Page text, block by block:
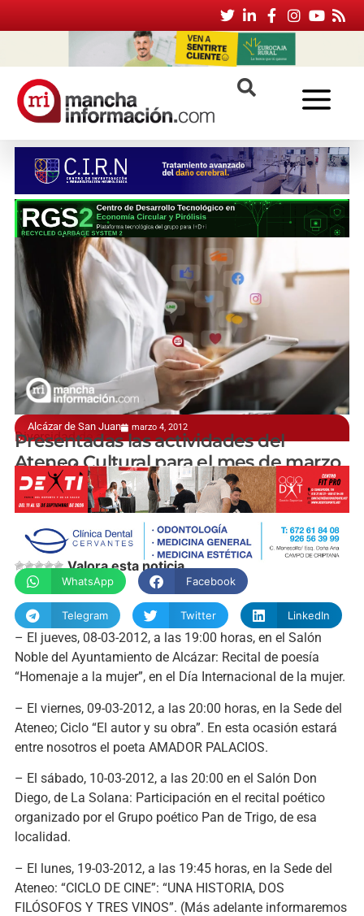
Alcázar de San Juan marzo 4, 2012
Diversidad de actos
Presentadas las actividades del
Ateneo Cultural para el mes de marzo
manchainformacion.com
Valora esta noticia
WhatsApp Facebook
Telegram Twitter LinkedIn
– El jueves, 08-03-2012, a las 19:00 horas, en el Salón
Noble del Ayuntamiento de Alcázar: Recital de poesía
“Homenaje a la mujer”, en el Día Internacional de la mujer.
– El viernes, 09-03-2012, a las 20:00 horas, en la Sede del
Ateneo; Ciclo “El autor y su obra”. En esta ocasión estará
entre nosotros el poeta AMADOR PALACIOS.
– El sábado, 10-03-2012, a las 20:00 en el Salón Don
Diego, de La Solana: Participación en el recital poético
organizado por el Grupo poético Pan de Trigo, de esa
localidad.
– El lunes, 19-03-2012, a las 19:45 horas, en la Sede del
Ateneo: “CICLO DE CINE”: “UNA HISTORIA, DOS
FILÓSOFOS Y TRES VINOS”. (Más adelante informaremos